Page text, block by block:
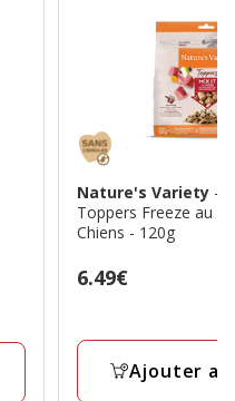
Nature's Variety -
Toppers Freeze au
Chiens - 120g
Prix
6.49€
Ajouter